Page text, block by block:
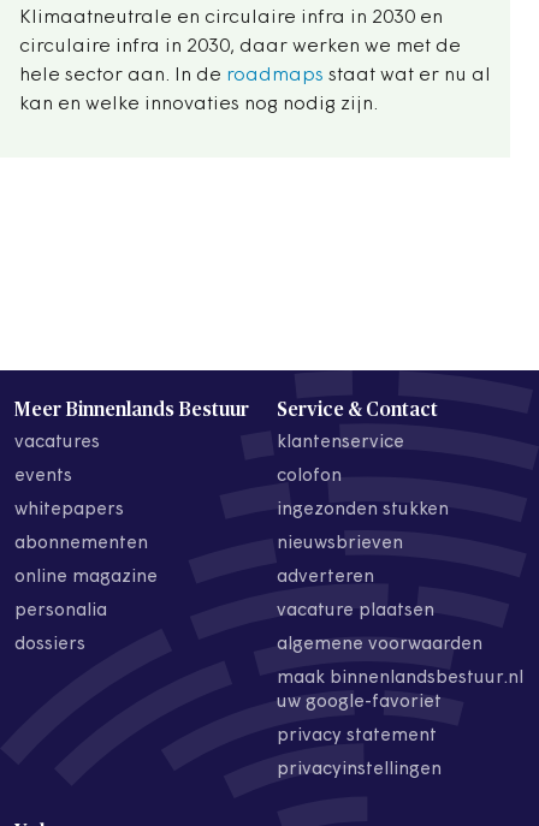
Klimaatneutrale en circulaire infra in 2030 en
circulaire infra in 2030, daar werken we met de
hele sector aan. In de roadmaps staat wat er nu al
kan en welke innovaties nog nodig zijn.
Meer Binnenlands Bestuur
vacatures
events
whitepapers
abonnementen
online magazine
personalia
dossiers
Service & Contact
klantenservice
colofon
ingezonden stukken
nieuwsbrieven
adverteren
vacature plaatsen
algemene voorwaarden
maak binnenlandsbestuur.nl
uw google-favoriet
privacy statement
privacyinstellingen